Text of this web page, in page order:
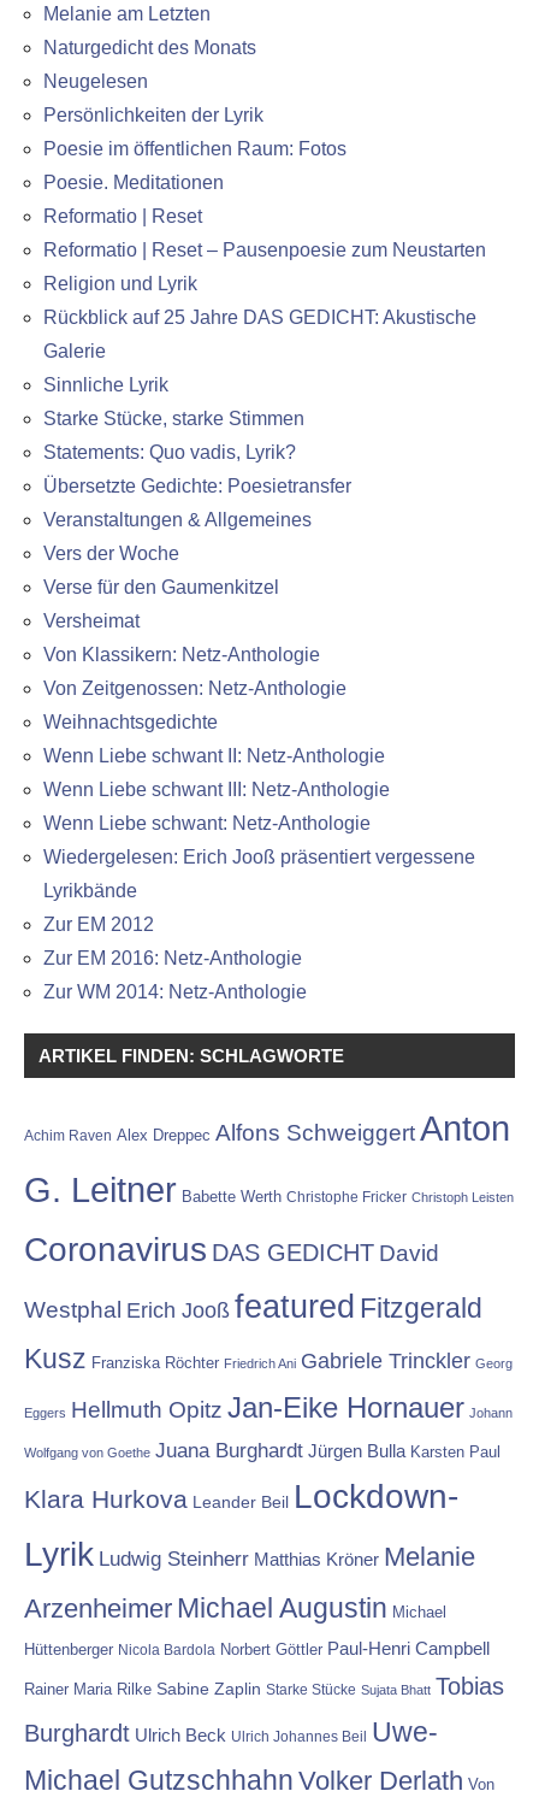
Melanie am Letzten
Naturgedicht des Monats
Neugelesen
Persönlichkeiten der Lyrik
Poesie im öffentlichen Raum: Fotos
Poesie. Meditationen
Reformatio | Reset
Reformatio | Reset – Pausenpoesie zum Neustarten
Religion und Lyrik
Rückblick auf 25 Jahre DAS GEDICHT: Akustische
Galerie
Sinnliche Lyrik
Starke Stücke, starke Stimmen
Statements: Quo vadis, Lyrik?
Übersetzte Gedichte: Poesietransfer
Veranstaltungen & Allgemeines
Vers der Woche
Verse für den Gaumenkitzel
Versheimat
Von Klassikern: Netz-Anthologie
Von Zeitgenossen: Netz-Anthologie
Weihnachtsgedichte
Wenn Liebe schwant II: Netz-Anthologie
Wenn Liebe schwant III: Netz-Anthologie
Wenn Liebe schwant: Netz-Anthologie
Wiedergelesen: Erich Jooß präsentiert vergessene
Lyrikbände
Zur EM 2012
Zur EM 2016: Netz-Anthologie
Zur WM 2014: Netz-Anthologie
ARTIKEL FINDEN: SCHLAGWORTE
Achim Raven Alex Dreppec Alfons SchweiggertAnton
G. Leitner Babette Werth Christophe Fricker Christoph Leisten
Coronavirus DAS GEDICHT David
Westphal Erich Jooß featured Fitzgerald
Kusz Franziska Röchter Friedrich Ani Gabriele Trinckler Georg
Eggers Hellmuth Opitz Jan-Eike Hornauer Johann
Wolfgang von Goethe Juana Burghardt Jürgen Bulla Karsten Paul
Klara Hurkova Leander Beil Lockdown-
Lyrik Ludwig Steinherr Matthias Kröner Melanie
Arzenheimer Michael Augustin Michael
Hüttenberger Nicola Bardola Norbert Göttler Paul-Henri Campbell
Rainer Maria Rilke Sabine Zaplin Starke Stücke Sujata Bhatt Tobias
Burghardt Ulrich Beck Ulrich Johannes Beil Uwe-
Michael Gutzschhahn Volker Derlath Von